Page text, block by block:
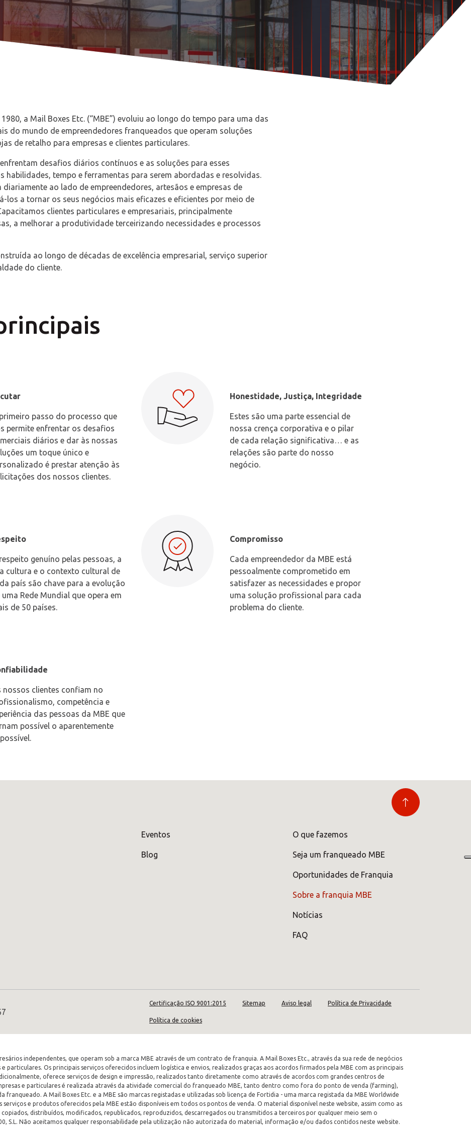
DESCUBRA MAIS
DESCUBRA MAIS
Histórias de clientes MBE
Grupo Fortidia
a Mail Boxes Etc. (“MBE”) evoluiu ao longo do tempo para uma das
do mundo de empreendedores franqueados que operam soluções
de retalho para empresas e clientes particulares.
desafios diários contínuos e as soluções para esses
habilidades, tempo e ferramentas para serem abordadas e resolvidas.
diariamente ao lado de empreendedores, artesãos e empresas de
los a tornar os seus negócios mais eficazes e eficientes por meio de
clientes particulares e empresariais, principalmente
a melhorar a produtividade terceirizando necessidades e processos
ao longo de décadas de excelência empresarial, serviço superior
do cliente.
passo do processo que
permite enfrentar os desafios
diários e dar às nossas
um toque único e
é prestar atenção às
dos nossos clientes.
Honestidade, Justiça, Integridade
Estes são uma parte essencial de
nossa crença corporativa e o pilar
de cada relação significativa… e as
relações são parte do nosso
negócio.
genuíno pelas pessoas, a
cultura e o contexto cultural de
país são chave para a evolução
uma Rede Mundial que opera em
de 50 países.
Compromisso
Cada empreendedor da MBE está
pessoalmente comprometido em
satisfazer as necessidades e propor
uma solução profissional para cada
problema do cliente.
nossos clientes confiam no
competência e
das pessoas da MBE que
possível o aparentemente
Eventos
Blog
O que fazemos
Seja um franqueado MBE
Oportunidades de Franquia
Sobre a franquia MBE
Notícias
FAQ
Certificação ISO 9001:2015 Sitemap Aviso legal Política de Privacidade
Política de cookies
independentes, que operam sob a marca MBE através de um contrato de franquia. A Mail Boxes Etc., através da sua rede de negócios
particulares. Os principais serviços oferecidos incluem logística e envios, realizados graças aos acordos firmados pela MBE com as principais
oferece serviços de design e impressão, realizados tanto diretamente como através de acordos com grandes centros de
e particulares é realizada através da atividade comercial do franqueado MBE, tanto dentro como fora do ponto de venda (farming),
A Mail Boxes Etc. e a MBE são marcas registadas e utilizadas sob licença de Fortidia - uma marca registada da MBE Worldwide
serviços e produtos oferecidos pela MBE estão disponíveis em todos os pontos de venda. O material disponível neste website, assim como as
distribuídos, modificados, republicados, reproduzidos, descarregados ou transmitidos a terceiros por qualquer meio sem o
S.L. Não aceitamos qualquer responsabilidade pela utilização não autorizada do material, informação e/ou dados contidos neste website.